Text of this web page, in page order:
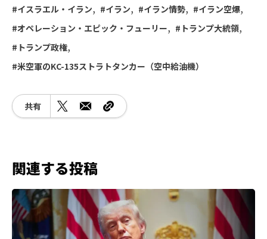
イスラエル・イラン
イラン イラン情勢
イラン空爆
オペレーション・エピック・フューリー
トランプ大統領
トランプ政権
米空軍のKC-135ストラトタンカー（空中給油機）
共有
関連する投稿